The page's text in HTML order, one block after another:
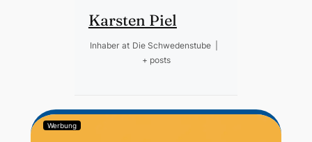
Karsten Piel
Inhaber at Die Schwedenstube
+ posts
Werbung